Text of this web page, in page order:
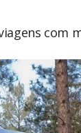
com